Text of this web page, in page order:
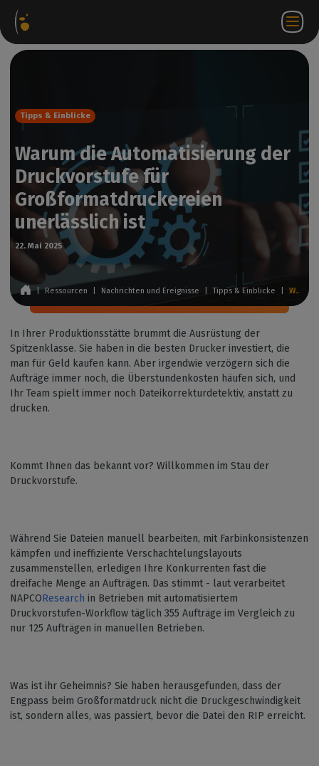
DE
Tipps & Einblicke
Warum die Automatisierung der
Druckvorstufe für
Großformatdruckereien
unerlässlich ist
22. Mai 2025
| Ressourcen Nachrichten und Ereignisse Tipps & Einblicke Warum die Automatisierung der Druckvorstufe für Großformatdruckereien unerlässlich ist
In Ihrer Produktionsstätte brummt die Ausrüstung der
Spitzenklasse. Sie haben in die besten Drucker investiert, die
man für Geld kaufen kann. Aber irgendwie verzögern sich die
Aufträge immer noch, die Überstundenkosten häufen sich, und
Ihr Team spielt immer noch Dateikorrekturdetektiv, anstatt zu
drucken.
Kommt Ihnen das bekannt vor? Willkommen im Stau der
Druckvorstufe.
Während Sie Dateien manuell bearbeiten, mit Farbinkonsistenzen
kämpfen und ineffiziente Verschachtelungslayouts
zusammenstellen, erledigen Ihre Konkurrenten fast die
dreifache Menge an Aufträgen. Das stimmt - laut verarbeitet
NAPCOResearch in Betrieben mit automatisiertem
Druckvorstufen-Workflow täglich 355 Aufträge im Vergleich zu
nur 125 Aufträgen in manuellen Betrieben.
Was ist ihr Geheimnis? Sie haben herausgefunden, dass der
Engpass beim Großformatdruck nicht die Druckgeschwindigkeit
ist, sondern alles, was passiert, bevor die Datei den RIP erreicht.